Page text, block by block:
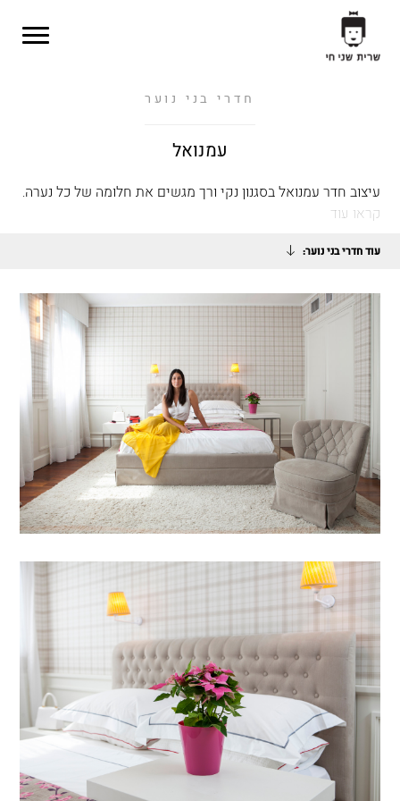
חדרי בני נוער
עמנואל
עיצוב חדר עמנואל בסגנון נקי ורך מגשים את חלומה של כל נערה.
קראו עוד
עוד חדרי בני נוער: